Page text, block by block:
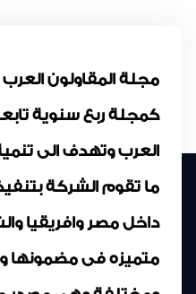
كمجلة ربع سنوية
العرب وتهدف الى
ما تقوم الشركة
داخل مصر وافريقيا
متميزه فى مضمونها